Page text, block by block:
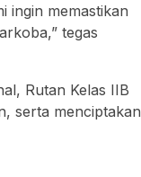
ingin memastikan
tegas
Rutan Kelas IIB
serta menciptakan